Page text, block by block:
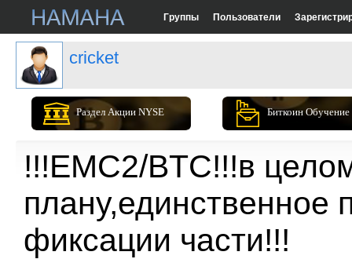
Группы Пользователи
cricket
Раздел Акции NYSE Биткоин Обучение
!!!EMC2/BTC!!!в
фиксации части!!!